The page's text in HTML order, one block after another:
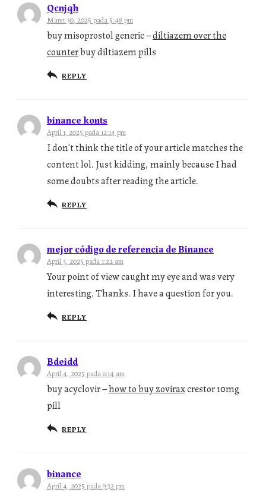
Qcnjqh
Maret 30, 2025 pada 5:48 pm
buy misoprostol generic –diltiazem over the
counterbuy diltiazem pills
REPLY
binance konts
April 1, 2025 pada 12:14 pm
I don’t think the title of your article matches the
content lol. Just kidding, mainly because I had
some doubts after reading the article.
REPLY
mejor código de referencia de Binance
April 3, 2025 pada 1:22 am
Your point of view caught my eye and was very
interesting. Thanks. I have a question for you.
REPLY
Bdeidd
April 4, 2025 pada 6:14 am
buy acyclovir –how to buy zoviraxcrestor 10mg
pill
REPLY
binance
April 4, 2025 pada 9:32 pm